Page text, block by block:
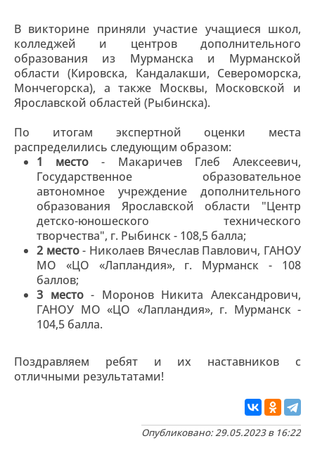
В викторине приняли участие учащиеся школ,
колледжей и центров дополнительного
образования из Мурманска и Мурманской
области (Кировска, Кандалакши, Североморска,
Мончегорска), а также Москвы, Московской и
Ярославской областей (Рыбинска).
По итогам экспертной оценки места
распределились следующим образом:
1 место - Макаричев Глеб Алексеевич,
Государственное образовательное
автономное учреждение дополнительного
образования Ярославской области "Центр
детско-юношеского технического
творчества", г. Рыбинск - 108,5 балла;
2 место- Николаев Вячеслав Павлович, ГАНОУ
МО «ЦО «Лапландия», г. Мурманск - 108
баллов;
3 место- Моронов Никита Александрович,
ГАНОУ МО «ЦО «Лапландия», г. Мурманск -
104,5 балла.
Поздравляем ребят и их наставников с
отличными результатами!
Опубликовано: 29.05.2023 в 16:22